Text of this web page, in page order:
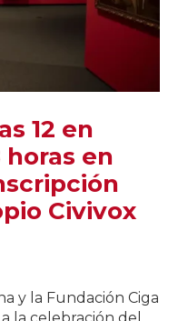
12 en
horas en
Civivox
y la Fundación Ciga